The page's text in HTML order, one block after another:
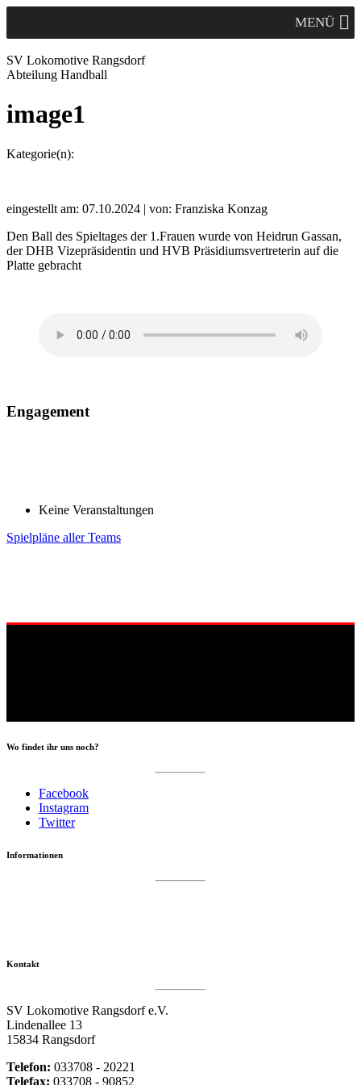
MENÜ
SV Lokomotive Rangsdorf
Abteilung Handball
image1
Kategorie(n):
eingestellt am: 07.10.2024 | von: Franziska Konzag
Den Ball des Spieltages der 1.Frauen wurde von Heidrun Gassan,
der DHB Vizepräsidentin und HVB Präsidiumsvertreterin auf die
Platte gebracht
Engagement
Keine Veranstaltungen
Spielpläne aller Teams
Wo findet ihr uns noch?
Facebook
Instagram
Twitter
Informationen
Kontakt
SV Lokomotive Rangsdorf e.V.
Lindenallee 13
15834 Rangsdorf
Telefon: 033708 - 20221
Telefax: 033708 - 90852